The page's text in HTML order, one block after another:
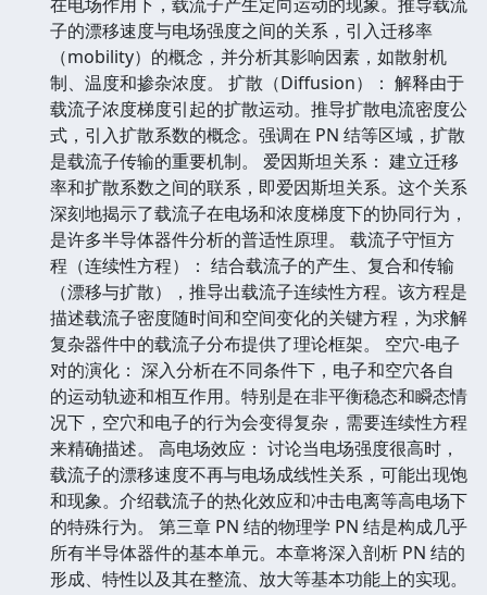
子的漂移速度与电场强度之间的关系，引入迁移率
（mobility）的概念，并分析其影响因素，如散射机
制、温度和掺杂浓度。 扩散（Diffusion）： 解释由于
载流子浓度梯度引起的扩散运动。推导扩散电流密度公
式，引入扩散系数的概念。强调在 PN 结等区域，扩散
是载流子传输的重要机制。 爱因斯坦关系： 建立迁移
率和扩散系数之间的联系，即爱因斯坦关系。这个关系
深刻地揭示了载流子在电场和浓度梯度下的协同行为，
是许多半导体器件分析的普适性原理。 载流子守恒方
程（连续性方程）： 结合载流子的产生、复合和传输
（漂移与扩散），推导出载流子连续性方程。该方程是
描述载流子密度随时间和空间变化的关键方程，为求解
复杂器件中的载流子分布提供了理论框架。 空穴-电子
对的演化： 深入分析在不同条件下，电子和空穴各自
的运动轨迹和相互作用。特别是在非平衡稳态和瞬态情
况下，空穴和电子的行为会变得复杂，需要连续性方程
来精确描述。 高电场效应： 讨论当电场强度很高时，
载流子的漂移速度不再与电场成线性关系，可能出现饱
和现象。介绍载流子的热化效应和冲击电离等高电场下
的特殊行为。 第三章 PN 结的物理学 PN 结是构成几乎
所有半导体器件的基本单元。本章将深入剖析 PN 结的
形成、特性以及其在整流、放大等基本功能上的实现。